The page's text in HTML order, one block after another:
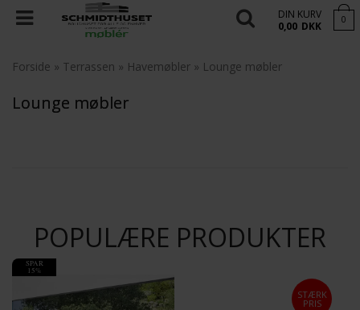
DIN KURV
0,00 DKK 0
Forside » Terrassen » Havemøbler » Lounge møbler
Lounge møbler
POPULÆRE PRODUKTER
SPAR
15%
STÆRK
PRIS